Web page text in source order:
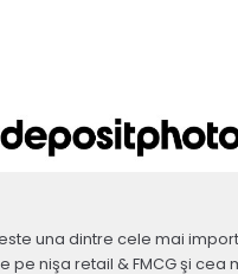
una dintre cele mai
pe nişa retail & FMCG şi cea